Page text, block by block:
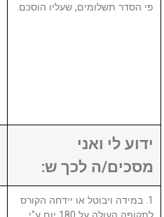
פי הסדר תשלומים, שעליו הוסכם.
ידוע לי ואני
מסכים/ה לכך ש:
1. במידה ויבוטל או יידחה הקורס